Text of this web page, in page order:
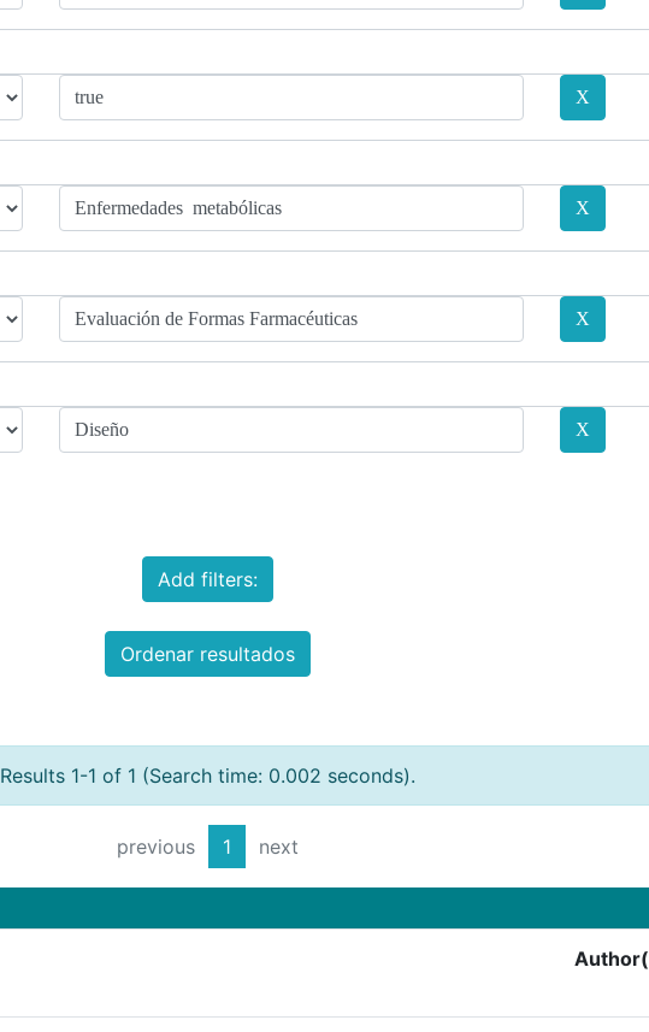
Add filters:
Ordenar resultados
Results 1-1 of 1 (Search time: 0.002 seconds).
previous 1 next